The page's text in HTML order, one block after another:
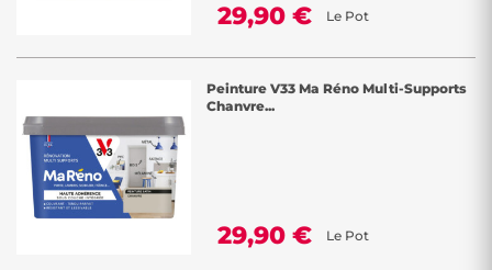
29,90 € Le Pot
Peinture V33 Ma Réno Multi-Supports
Chanvre...
29,90 € Le Pot